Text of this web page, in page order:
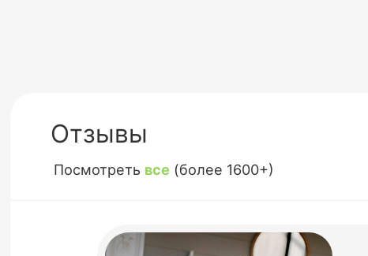
Отзывы
Посмотреть все (более 1600+)